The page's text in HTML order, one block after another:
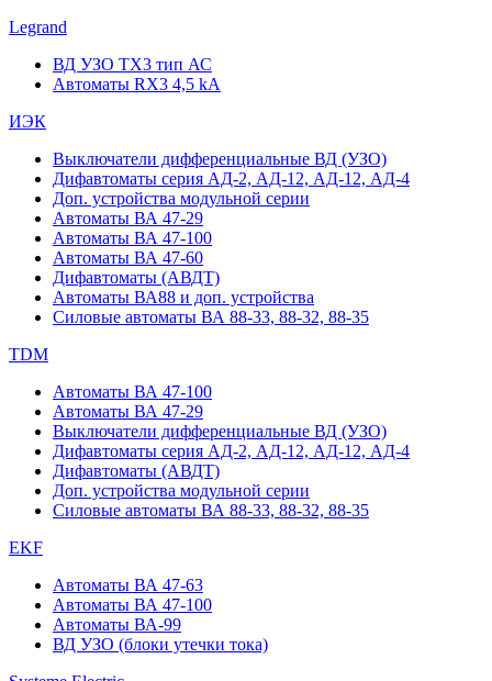
Legrand
ВД УЗО TX3 тип АС
Автоматы RX3 4,5 kA
ИЭК
Выключатели дифференциальные ВД (УЗО)
Дифавтоматы серия АД-2, АД-12, АД-12, АД-4
Доп. устройства модульной серии
Автоматы ВА 47-29
Автоматы ВА 47-100
Автоматы ВА 47-60
Дифавтоматы (АВДТ)
Автоматы ВА88 и доп. устройства
Силовые автоматы ВА 88-33, 88-32, 88-35
TDM
Автоматы ВА 47-100
Автоматы ВА 47-29
Выключатели дифференциальные ВД (УЗО)
Дифавтоматы серия АД-2, АД-12, АД-12, АД-4
Дифавтоматы (АВДТ)
Доп. устройства модульной серии
Силовые автоматы ВА 88-33, 88-32, 88-35
EKF
Автоматы ВА 47-63
Автоматы ВА 47-100
Автоматы ВА-99
ВД УЗО (блоки утечки тока)